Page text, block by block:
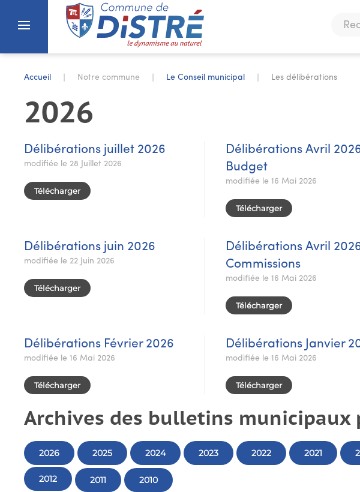
Accueil Notre commune Le Conseil municipal Les délibérations
2026
Délibérations juillet 2026
modifiée le 28 Juillet 2026
Télécharger
Délibérations Avril
Budget
modifiée le 16 Mai 2026
Télécharger
Délibérations juin 2026
modifiée le 22 Juin 2026
Télécharger
Délibérations Avril
Commissions
modifiée le 16 Mai 2026
Télécharger
Délibérations Février 2026
modifiée le 16 Mai 2026
Télécharger
Délibérations Janvier
modifiée le 16 Mai 2026
Télécharger
Archives des bulletins municipaux
2026 2025 2024 2023 2022 2021
2012 2011 2010